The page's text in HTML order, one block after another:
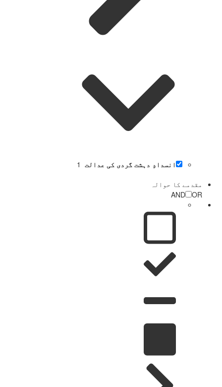
انسدادِ دہشت گردی کی عدالت
1
مقدمے کا حوالہ
AND
OR